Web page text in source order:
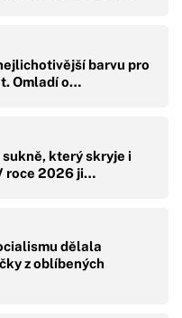
barvu pro
Omladí o…
který skryje i
roce 2026 ji…
dělala
z oblíbených